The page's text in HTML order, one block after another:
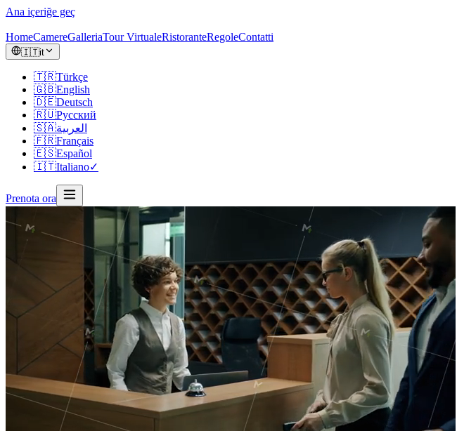
Ana içeriğe geç
HomeCamereGalleriaTour VirtualeRistoranteRegoleContatti
🇮🇹it
🇹🇷Türkçe
🇬🇧English
🇩🇪Deutsch
🇷🇺Русский
🇸🇦العربية
🇫🇷Français
🇪🇸Español
🇮🇹Italiano✓
Prenota ora